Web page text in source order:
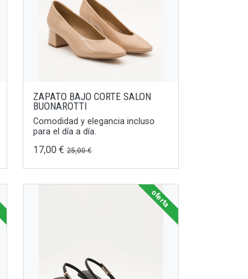
ZAPATO BAJO CORTE SALON
BUONAROTTI
Comodidad y elegancia incluso
para el día a día.
17,00 €25,00 €
oferta